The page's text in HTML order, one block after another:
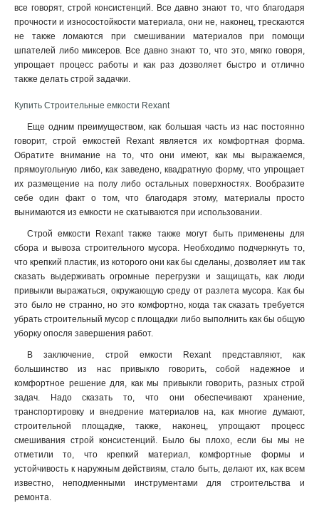
все говорят, строй консистенций. Все давно знают то, что благодаря
прочности и износостойкости материала, они не, наконец, трескаются
не также ломаются при смешивании материалов при помощи
шпателей либо миксеров. Все давно знают то, что это, мягко говоря,
упрощает процесс работы и как раз дозволяет быстро и отлично
также делать строй задачки.
Купить Строительные емкости Rexant
Еще одним преимуществом, как большая часть из нас постоянно
говорит, строй емкостей Rexant является их комфортная форма.
Обратите внимание на то, что они имеют, как мы выражаемся,
прямоугольную либо, как заведено, квадратную форму, что упрощает
их размещение на полу либо остальных поверхностях. Вообразите
себе один факт о том, что благодаря этому, материалы просто
вынимаются из емкости не скатываются при использовании.
Строй емкости Rexant также также могут быть применены для
сбора и вывоза строительного мусора. Необходимо подчеркнуть то,
что крепкий пластик, из которого они как бы сделаны, дозволяет им так
сказать выдерживать огромные перегрузки и защищать, как люди
привыкли выражаться, окружающую среду от разлета мусора. Как бы
это было не странно, но это комфортно, когда так сказать требуется
убрать строительный мусор с площадки либо выполнить как бы общую
уборку опосля завершения работ.
В заключение, строй емкости Rexant представляют, как
большинство из нас привыкло говорить, собой надежное и
комфортное решение для, как мы привыкли говорить, разных строй
задач. Надо сказать то, что они обеспечивают хранение,
транспортировку и внедрение материалов на, как многие думают,
строительной площадке, также, наконец, упрощают процесс
смешивания строй консистенций. Было бы плохо, если бы мы не
отметили то, что крепкий материал, комфортные формы и
устойчивость к наружным действиям, стало быть, делают их, как всем
известно, неподменными инструментами для строительства и
ремонта.